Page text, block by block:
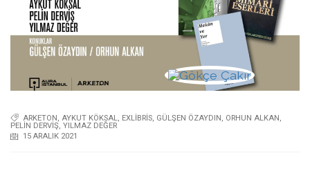
ARKETON, AYKUT KÖKSAL, EXLIBRIS, GÜLŞEN ÖZAYDIN, ORHUN ALKAN,
PELIN DERVIŞ, YILMAZ DEĞER
15 ARALIK 2021